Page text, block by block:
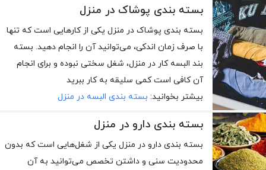
بسته بندی پوشاک در منزل
بسته بندی پوشاک در منزل یکی از کارهایی است که تنها
با صرف زمان اندکی، می‌توانید آن را انجام دهید. بسته
بند البسه کار در منزل، شغل سختی نبوده و برای انجام
آن کافی است کمی سلیقه به کار ببرید
بیشتر بخوانید: بسته بندی البسه در منزل
بسته بندی دارو در منزل
بسته بندی دارو در منزل یکی از شغل‌هایی است که بدون
محدودیت سنی و داشتن تخصص می‌توانید به آن